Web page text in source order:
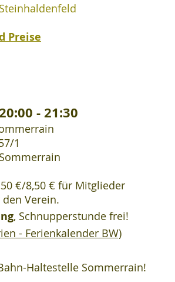
Preise
- 21:30
1
€/8,50 € für Mitglieder
Verein.
, Schnupperstunde frei!
- Ferienkalender BW)
Haltestelle Sommerrain!